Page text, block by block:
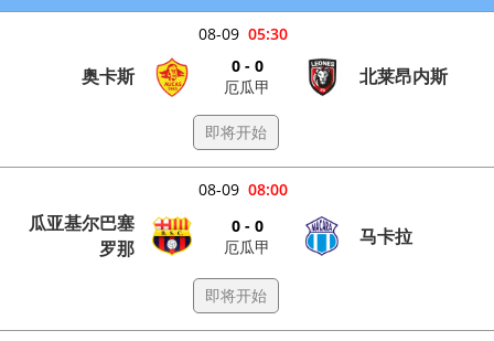
05:30
08-09
奥卡斯
0 - 0
厄瓜甲
北莱昂内斯
即将开始
08:00
08-09
瓜亚基尔巴塞
罗那
0 - 0
厄瓜甲
马卡拉
即将开始